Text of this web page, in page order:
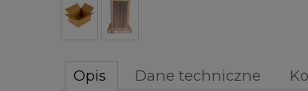
Opis Dane techniczne